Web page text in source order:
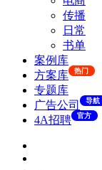
传播
日常
书单
案例库
方案库
热门
专题库
广告公司
导航
4A招聘 官方